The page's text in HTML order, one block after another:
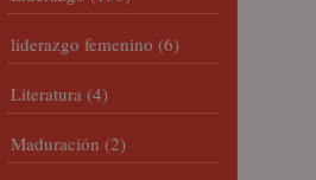
liderazgo femenino (6)
Literatura (4)
Maduración (2)